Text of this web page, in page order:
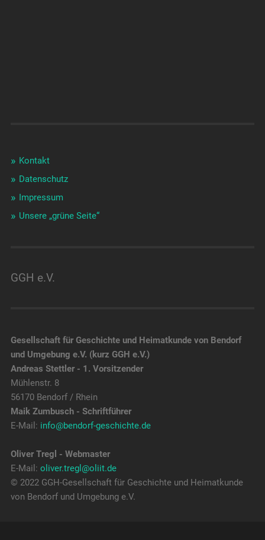
Kontakt
Datenschutz
Impressum
Unsere „grüne Seite“
GGH e.V.
Gesellschaft für Geschichte und Heimatkunde von Bendorf
und Umgebung e.V. (kurz GGH e.V.)
Andreas Stettler - 1. Vorsitzender
Mühlenstr. 8
56170 Bendorf / Rhein
Maik Zumbusch - Schriftführer
E-Mail: info@bendorf-geschichte.de
Oliver Tregl - Webmaster
E-Mail: oliver.tregl@oliit.de
© 2022 GGH-Gesellschaft für Geschichte und Heimatkunde
von Bendorf und Umgebung e.V.